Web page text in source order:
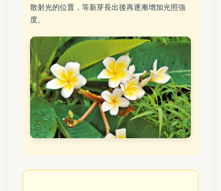
散射光的位置，等新芽長出後再逐漸增加光照強
度。